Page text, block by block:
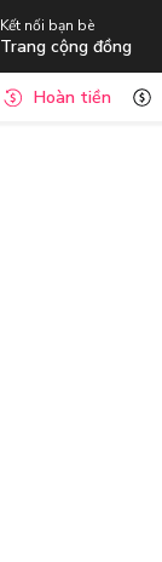
Kết nối bạn bè
Trang cộng đồng
Hoàn tiền